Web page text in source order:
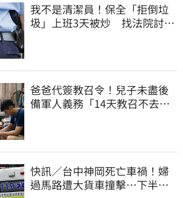
我不是清潔員！保全「拒倒垃
圾」上班3天被炒 找法院討公
爸爸代簽教召令！兒子未盡後
備軍人義務「14天教召不去」
快訊／台中神岡死亡車禍！婦
過馬路遭大貨車撞擊…下半身